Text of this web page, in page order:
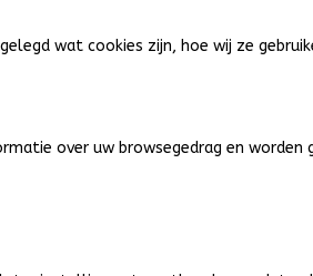
wat cookies zijn, hoe wij ze
over uw browsegedrag en worden